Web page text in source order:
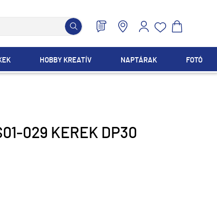
HOBBY KREATÍV NAPTÁRAK FOTÓ
029 KEREK DP30